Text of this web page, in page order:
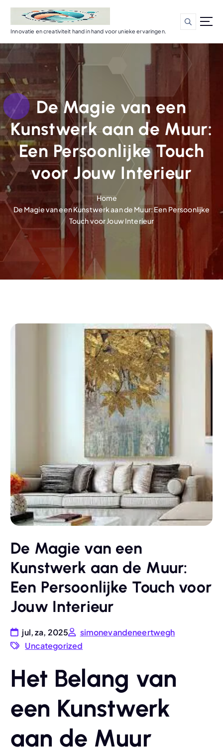
r
d
e
n
o
u
d
Innovatie en creativiteit hand in hand voor unieke ervaringen.
De Magie van een
Kunstwerk aan de Muur:
Een Persoonlijke Touch
voor Jouw Interieur
Home
De Magie van een Kunstwerk aan de Muur: Een Persoonlijke
Touch voor Jouw Interieur
De Magie van een
Kunstwerk aan de Muur:
Een Persoonlijke Touch voor
Jouw Interieur
jul, za, 2025
simonevandeneertwegh
Uncategorized
Het Belang van
een Kunstwerk
aan de Muur